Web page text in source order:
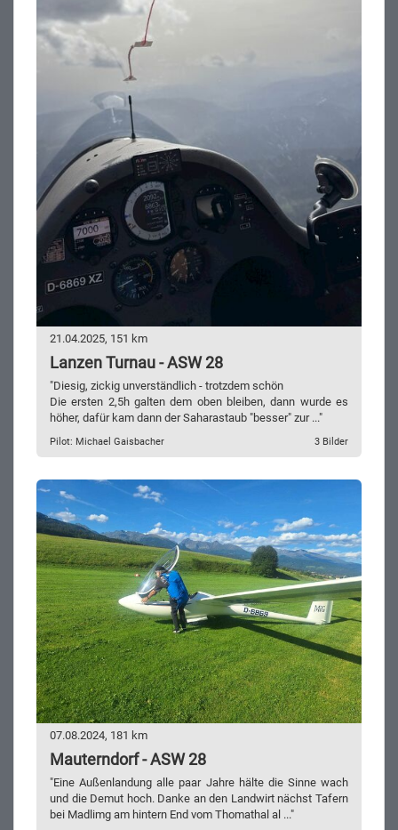
21.04.2025, 151 km
Lanzen Turnau - ASW 28
"Diesig, zickig unverständlich - trotzdem schön
Die ersten 2,5h galten dem oben bleiben, dann wurde es
höher, dafür kam dann der Saharastaub "besser" zur ..."
Pilot: Michael Gaisbacher 3 Bilder
07.08.2024, 181 km
Mauterndorf - ASW 28
"Eine Außenlandung alle paar Jahre hälte die Sinne wach
und die Demut hoch. Danke an den Landwirt nächst Tafern
bei Madlimg am hintern End vom Thomathal al ..."